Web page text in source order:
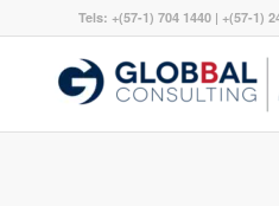
Tels: +(57-1) 704 1440 | +(57-1)